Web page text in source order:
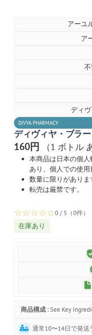
アーユ
ア
ディ
DIVYA PHARMACY
ディヴィヤ・ブラ
160円 （1 ボトル
本商品は日本の個
あり、個人での使用
数量に限りがありま
転売は厳禁です。
☆☆☆☆☆0 / 5（0件）
在庫あり
商品構成 : See Key
通常10〜14日で発送